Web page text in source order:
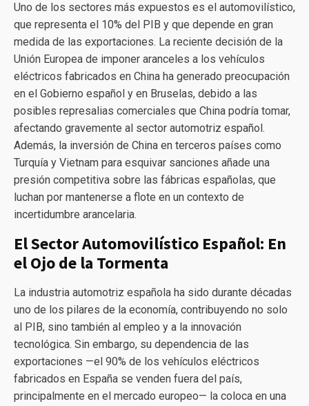
Uno de los sectores más expuestos es el automovilístico,
que representa el 10% del PIB y que depende en gran
medida de las exportaciones. La reciente decisión de la
Unión Europea de imponer aranceles a los vehículos
eléctricos fabricados en China ha generado preocupación
en el Gobierno español y en Bruselas, debido a las
posibles represalias comerciales que China podría tomar,
afectando gravemente al sector automotriz español.
Además, la inversión de China en terceros países como
Turquía y Vietnam para esquivar sanciones añade una
presión competitiva sobre las fábricas españolas, que
luchan por mantenerse a flote en un contexto de
incertidumbre arancelaria.
El Sector Automovilístico Español: En
el Ojo de la Tormenta
La industria automotriz española ha sido durante décadas
uno de los pilares de la economía, contribuyendo no solo
al PIB, sino también al empleo y a la innovación
tecnológica. Sin embargo, su dependencia de las
exportaciones —el 90% de los vehículos eléctricos
fabricados en España se venden fuera del país,
principalmente en el mercado europeo— la coloca en una